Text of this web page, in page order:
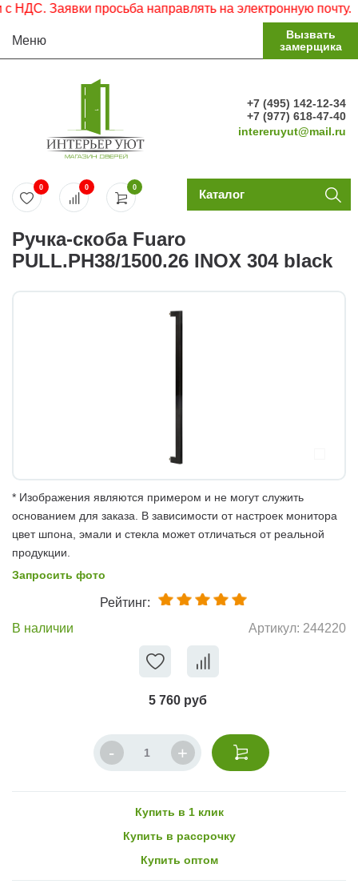
Заявки просьба направлять на электронную почту.
Меню
Вызвать
замерщика
+7 (495) 142-12-34
+7 (977) 618-47-40
intereruyut@mail.ru
0
0 0 Каталог
Ручка-скоба Fuaro
PULL.PH38/1500.26 INOX 304 black
* Изображения являются примером и не могут служить
основанием для заказа. В зависимости от настроек монитора
цвет шпона, эмали и стекла может отличаться от реальной
продукции.
Запросить фото
Рейтинг:
В наличии
Артикул: 244220
5 760 руб
Купить в 1 клик
Купить в рассрочку
Купить оптом